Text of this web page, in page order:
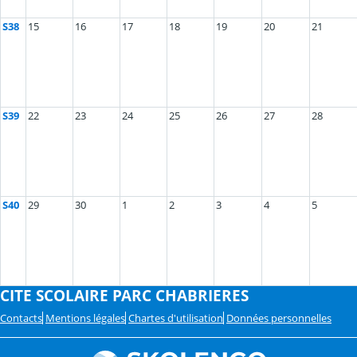
S38 15 16 17 18 19 20 21
S39 22 23 24 25 26 27 28
S40 29 30 1 2 3 4 5
CITE SCOLAIRE PARC CHABRIERES
Contacts Mentions légales Chartes d'utilisation Données personnelles